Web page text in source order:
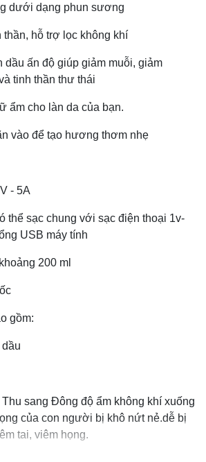
dưới dạng phun sương
hỗ trợ lọc không khí
dầu ấn độ giúp giảm muỗi, giảm
tinh thần thư thái
ẩm cho làn da của bạn.
vào để tạo hương thơm nhẹ
- 5A
thể sạc chung với sạc điện thoại 1v-
USB máy tính
200 ml
gồm:
sang Đông độ ẩm không khí xuống
của con người bị khô nứt nẻ.dễ bị
tai, viêm họng.